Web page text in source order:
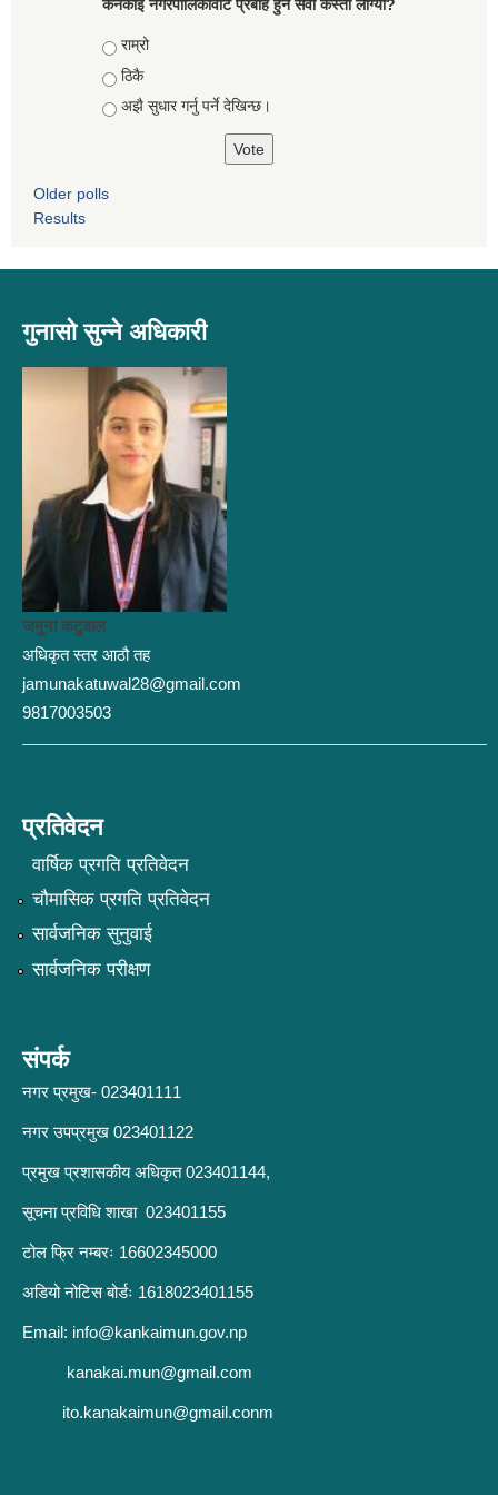
कनकाई नगरपालिकावाट प्रबाह हुने सेवा कस्तो लाग्यो?
Choices
राम्रो
ठिकै
अझै सुधार गर्नु पर्ने देखिन्छ।
Older polls
Results
गुनासो सुन्ने अधिकारी
जमुना कटुवाल
अधिकृत स्तर आठौ तह
jamunakatuwal28@gmail.com
9817003503
प्रतिवेदन
वार्षिक प्रगति प्रतिवेदन
चौमासिक प्रगति प्रतिवेदन
सार्वजनिक सुनुवाई
सार्वजनिक परीक्षण
संपर्क
नगर प्रमुख- 023401111
नगर उपप्रमुख 023401122
प्रमुख प्रशासकीय अधिकृत 023401144,
सूचना प्रविधि शाखा 023401155
टोल फ्रि नम्बरः 16602345000
अडियो नोटिस बोर्डः 1618023401155
Email: info@kankaimun.gov.np
kanakai.mun@gmail.com
ito.kanakaimun@gmail.conm